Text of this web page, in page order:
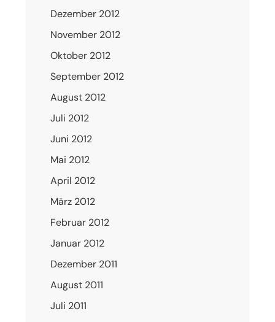
Dezember 2012
November 2012
Oktober 2012
September 2012
August 2012
Juli 2012
Juni 2012
Mai 2012
April 2012
März 2012
Februar 2012
Januar 2012
Dezember 2011
August 2011
Juli 2011